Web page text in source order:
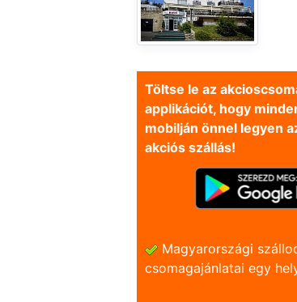
Töltse le az
applikációt, hogy
mobilján önnel legyen
akciós szállás!
Magyarországi
csomagajánlatai egy